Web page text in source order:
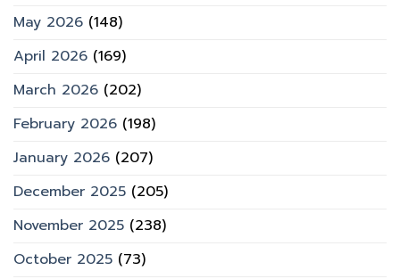
May 2026 (148)
April 2026 (169)
March 2026 (202)
February 2026 (198)
January 2026 (207)
December 2025 (205)
November 2025 (238)
October 2025 (73)